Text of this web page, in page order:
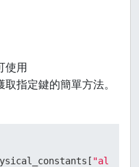
使用
取指定鍵的簡單方法。
"alpha